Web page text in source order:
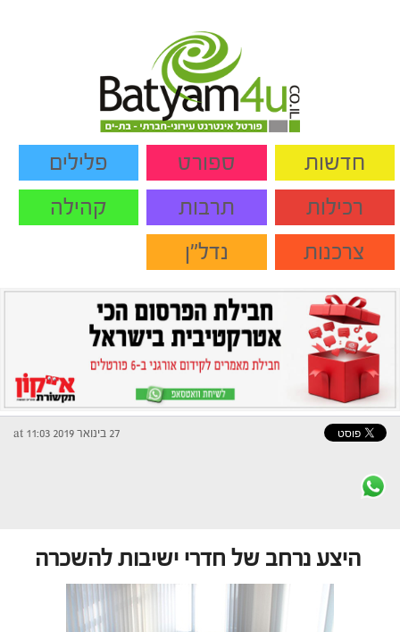
חדשות ספורט
פלילים
רכילות
תרבות
קהילה
צרכנות
נדל"ן
27 בינואר 2019 at 11:03
היצע נרחב של חדרי ישיבות להשכרה